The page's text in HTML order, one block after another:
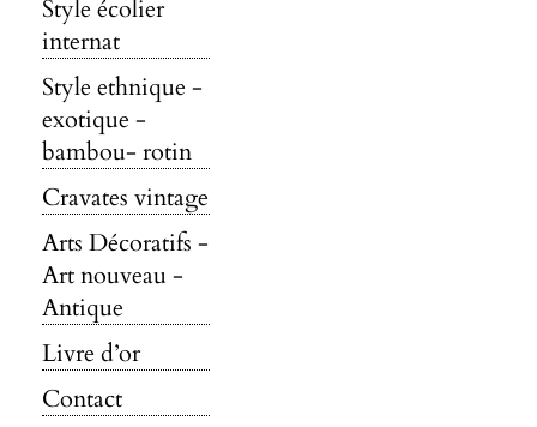
Style écolier
internat
Style ethnique -
exotique -
bambou- rotin
Cravates vintage
Arts Décoratifs -
Art nouveau -
Antique
Livre d’or
Contact